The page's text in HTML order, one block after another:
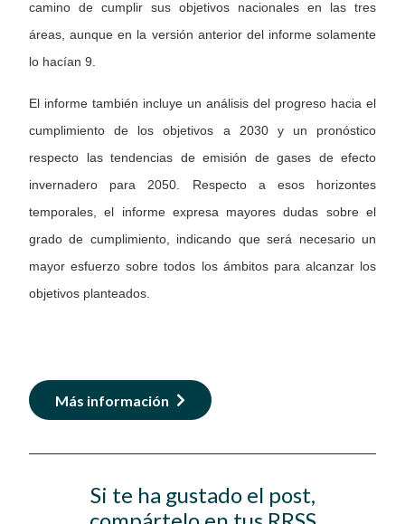
camino de cumplir sus objetivos nacionales en las tres
áreas, aunque en la versión anterior del informe solamente
lo hacían 9.
El informe también incluye un análisis del progreso hacia el
cumplimiento de los objetivos a 2030 y un pronóstico
respecto las tendencias de emisión de gases de efecto
invernadero para 2050. Respecto a esos horizontes
temporales, el informe expresa mayores dudas sobre el
grado de cumplimiento, indicando que será necesario un
mayor esfuerzo sobre todos los ámbitos para alcanzar los
objetivos planteados.
Más información
Si te ha gustado el post,